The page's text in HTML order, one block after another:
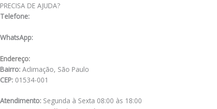
PRECISA DE AJUDA?
Telefone:
WhatsApp:
Endereço:
Bairro: Aclimação, São Paulo
CEP: 01534-001
Atendimento: Segunda à Sexta 08:00 às 18:00